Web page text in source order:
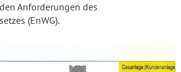
Anforderungen des
(EnWG).